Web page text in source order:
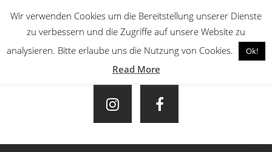
Wir verwenden Cookies um die Bereitstellung unserer Dienste
zu verbessern und die Zugriffe auf unsere Website zu
analysieren. Bitte erlaube uns die Nutzung von Cookies.
Ok!
Read More